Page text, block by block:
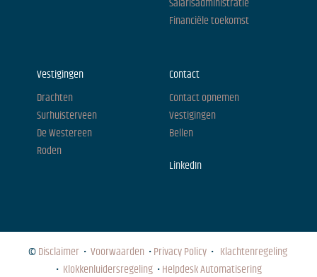
Financiële toekomst
Vestigingen
Drachten
Surhuisterveen
De Westereen
Roden
Contact
Contact opnemen
Vestigingen
Bellen
LinkedIn
©Disclaimer• Voorwaarden •Privacy Policy• Klachtenregeling
• Klokkenluidersregeling•Helpdesk Automatisering